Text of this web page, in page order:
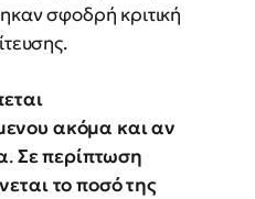
σφοδρή κριτική
ακόμα και αν
.Σε περίπτωση
το ποσό της